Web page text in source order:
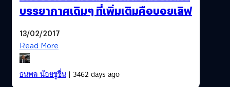
บรรยากาศเดิมๆ ที่เพิ่มเติมคือบอยเลิฟ
13/02/2017
Read More
ธนพล น้อยชูชื่น| 3462 days ago